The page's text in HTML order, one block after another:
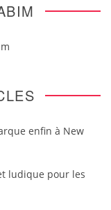
enfin à New
ludique pour les